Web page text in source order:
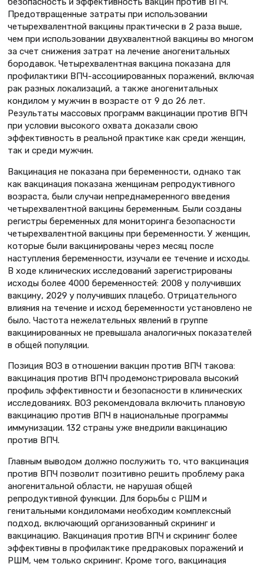
Предотвращенные затраты при использовании
четырехвалентной вакцины практически в 2 раза выше,
чем при использовании двухвалентной вакцины во многом
за счет снижения затрат на лечение аногенитальных
бородавок. Четырехвалентная вакцина показана для
профилактики ВПЧ-ассоциированных поражений, включая
рак разных локализаций, а также аногенитальных
кондилом у мужчин в возрасте от 9 до 26 лет.
Результаты массовых программ вакцинации против ВПЧ
при условии высокого охвата доказали свою
эффективность в реальной практике как среди женщин,
так и среди мужчин.
Вакцинация не показана при беременности, однако так
как вакцинация показана женщинам репродуктивного
возраста, были случаи непреднамеренного введения
четырехвалентной вакцины беременным. Были созданы
регистры беременных для мониторинга безопасности
четырехвалентной вакцины при беременности. У женщин,
которые были вакцинированы через месяц после
наступления беременности, изучали ее течение и исходы.
В ходе клинических исследований зарегистрированы
исходы более 4000 беременностей: 2008 у получивших
вакцину, 2029 у получивших плацебо. Отрицательного
влияния на течение и исход беременности установлено не
было. Частота нежелательных явлений в группе
вакцинированных не превышала аналогичных показателей
в общей популяции.
Позиция ВОЗ в отношении вакцин против ВПЧ такова:
вакцинация против ВПЧ продемонстрировала высокий
профиль эффективности и безопасности в клинических
исследованиях. ВОЗ рекомендовала включить плановую
вакцинацию против ВПЧ в национальные программы
иммунизации. 132 страны уже внедрили вакцинацию
против ВПЧ.
Главным выводом должно послужить то, что вакцинация
против ВПЧ позволит позитивно решить проблему рака
аногенитальной области, не нарушая общей
репродуктивной функции. Для борьбы с РШМ и
генитальными кондиломами необходим комплексный
подход, включающий организованный скрининг и
вакцинацию. Вакцинация против ВПЧ и скрининг более
эффективны в профилактике предраковых поражений и
РШМ, чем только скрининг. Кроме того, вакцинация